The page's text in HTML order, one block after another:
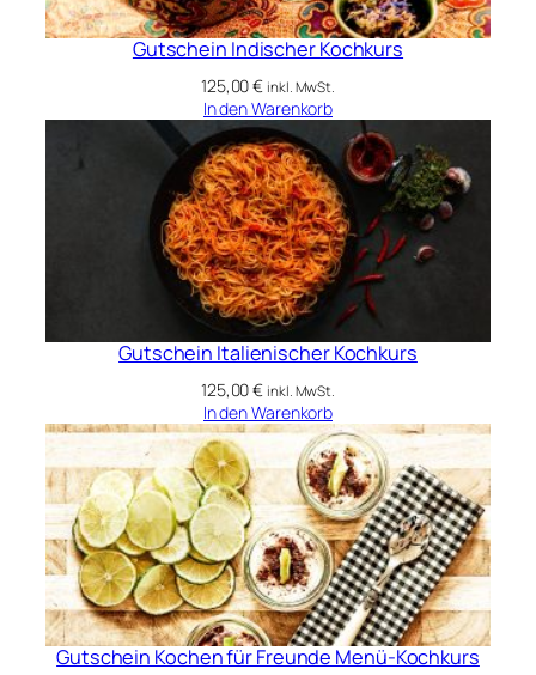
Gutschein Indischer Kochkurs
125,00€ inkl. MwSt.
In den Warenkorb
Gutschein Italienischer Kochkurs
125,00€ inkl. MwSt.
In den Warenkorb
Gutschein Kochen für Freunde Menü-Kochkurs